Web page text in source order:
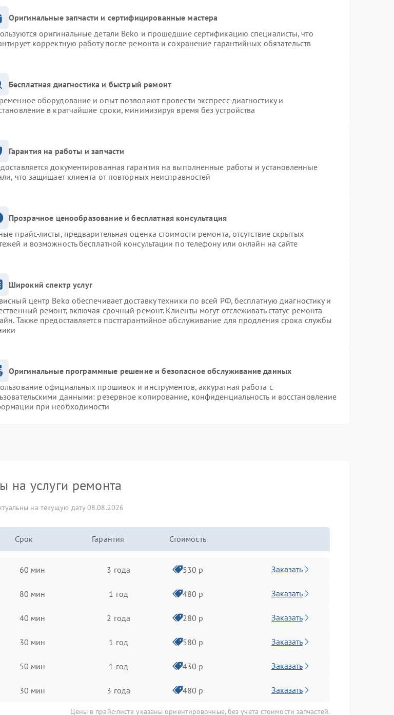
Оригинальные запчасти и сертифицированные мастера
оригинальные детали Beko и прошедшие сертификацию специалисты, что
корректную работу после ремонта и сохранение гарантийных обязательств
Бесплатная диагностика и быстрый ремонт
оборудование и опыт позволяют провести экспресс-диагностику и
в кратчайшие сроки, минимизируя время без устройства
Гарантия на работы и запчасти
документированная гарантия на выполненные работы и установленные
что защищает клиента от повторных неисправностей
Прозрачное ценообразование и бесплатная консультация
прайс-листы, предварительная оценка стоимости ремонта, отсутствие скрытых
и возможность бесплатной консультации по телефону или онлайн на сайте
Широкий спектр услуг
центр Beko обеспечивает доставку техники по всей РФ, бесплатную диагностику и
ремонт, включая срочный ремонт. Клиенты могут отслеживать статус ремонта
Также предоставляется постгарантийное обслуживание для продления срока службы
Оригинальные программные решение и безопасное обслуживание данных
официальных прошивок и инструментов, аккуратная работа с
данными: резервное копирование, конфиденциальность и восстановление
при необходимости
на услуги ремонта
на текущую дату 08.08.2026
Срок Гарантия Стоимость
60 мин 3 года 530 р Заказать
80 мин 1 год 480 р Заказать
40 мин 2 года 280 р Заказать
30 мин 1 год 580 р Заказать
50 мин 1 год 430 р Заказать
30 мин 3 года 480 р Заказать
Цены в прайс-листе указаны ориентировочные, без учета стоимости запчастей.